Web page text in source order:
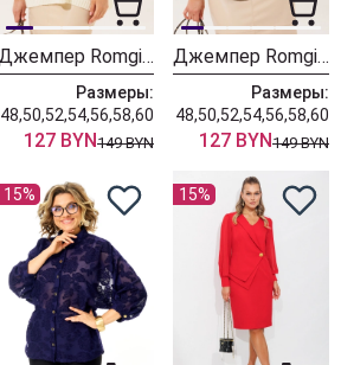
Джемпер Romgil РВ0465-ШЕ5 молочный
Размеры:
48,50,52,54,56,58,60
127 BYN149 BYN
Джемпер Romgil РВ0465-ШЕ5 водопад
Размеры:
48,50,52,54,56,58,60
127 BYN149 BYN
15% 15%